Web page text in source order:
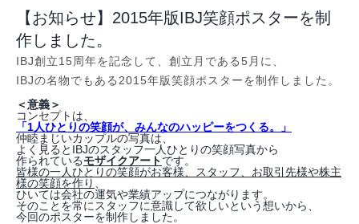
【お知らせ】2015年版IBJ笑顔ポスターを制
作しました。
IBJ創立15周年を記念して、創立月である5月に、
IBJの名物でもある2015年版笑顔ポスターを制作しました。
＜意義＞
コンセプトは、
「1人ひとりの笑顔が、みんなのハッピーをつくる。」
仲睦まじいカップルの写真は、
よく見るとIBJのスタッフ一人ひとりの笑顔写真から
作られているモザイクアートです。
皆様の一人ひとりの笑顔がお客様、スタッフ、 お取引先様や株主
様の笑顔を作り
ひいては会社の運気や業績アップにつながります。
そのことを常にスタッフに意識して欲しいという想いから、
今回のポスターを制作しました。